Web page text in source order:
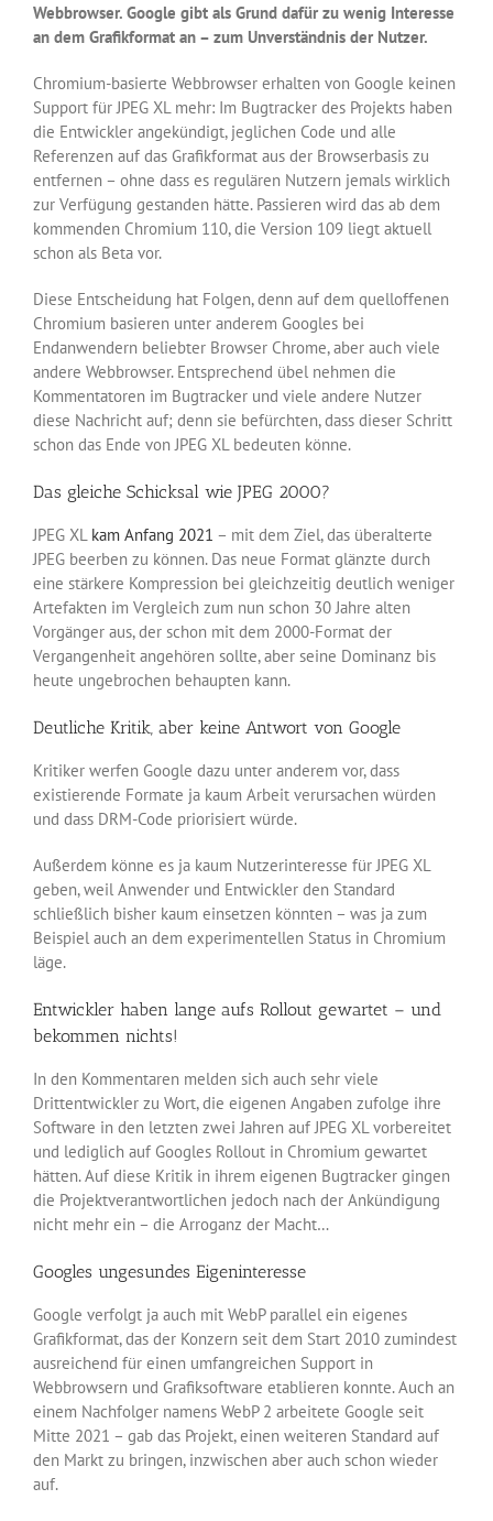
Webbrowser. Google gibt als Grund dafür zu wenig Interesse
an dem Grafikformat an – zum Unverständnis der Nutzer.
Chromium-basierte Webbrowser erhalten von Google keinen
Support für JPEG XL mehr: Im Bugtracker des Projekts haben
die Entwickler angekündigt, jeglichen Code und alle
Referenzen auf das Grafikformat aus der Browserbasis zu
entfernen – ohne dass es regulären Nutzern jemals wirklich
zur Verfügung gestanden hätte. Passieren wird das ab dem
kommenden Chromium 110, die Version 109 liegt aktuell
schon als Beta vor.
Diese Entscheidung hat Folgen, denn auf dem quelloffenen
Chromium basieren unter anderem Googles bei
Endanwendern beliebter Browser Chrome, aber auch viele
andere Webbrowser. Entsprechend übel nehmen die
Kommentatoren im Bugtracker und viele andere Nutzer
diese Nachricht auf; denn sie befürchten, dass dieser Schritt
schon das Ende von JPEG XL bedeuten könne.
Das gleiche Schicksal wie JPEG 2000?
JPEG XL kam Anfang 2021 – mit dem Ziel, das überalterte
JPEG beerben zu können. Das neue Format glänzte durch
eine stärkere Kompression bei gleichzeitig deutlich weniger
Artefakten im Vergleich zum nun schon 30 Jahre alten
Vorgänger aus, der schon mit dem 2000-Format der
Vergangenheit angehören sollte, aber seine Dominanz bis
heute ungebrochen behaupten kann.
Deutliche Kritik, aber keine Antwort von Google
Kritiker werfen Google dazu unter anderem vor, dass
existierende Formate ja kaum Arbeit verursachen würden
und dass DRM-Code priorisiert würde.
Außerdem könne es ja kaum Nutzerinteresse für JPEG XL
geben, weil Anwender und Entwickler den Standard
schließlich bisher kaum einsetzen könnten – was ja zum
Beispiel auch an dem experimentellen Status in Chromium
läge.
Entwickler haben lange aufs Rollout gewartet – und
bekommen nichts!
In den Kommentaren melden sich auch sehr viele
Drittentwickler zu Wort, die eigenen Angaben zufolge ihre
Software in den letzten zwei Jahren auf JPEG XL vorbereitet
und lediglich auf Googles Rollout in Chromium gewartet
hätten. Auf diese Kritik in ihrem eigenen Bugtracker gingen
die Projektverantwortlichen jedoch nach der Ankündigung
nicht mehr ein – die Arroganz der Macht…
Googles ungesundes Eigeninteresse
Google verfolgt ja auch mit WebP parallel ein eigenes
Grafikformat, das der Konzern seit dem Start 2010 zumindest
ausreichend für einen umfangreichen Support in
Webbrowsern und Grafiksoftware etablieren konnte. Auch an
einem Nachfolger namens WebP 2 arbeitete Google seit
Mitte 2021 – gab das Projekt, einen weiteren Standard auf
den Markt zu bringen, inzwischen aber auch schon wieder
auf.